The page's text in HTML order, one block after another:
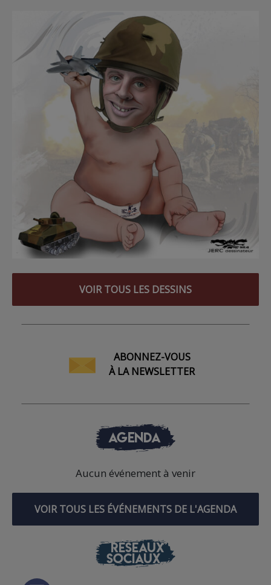
VOIR TOUS LES DESSINS
ABONNEZ-VOUS
À LA NEWSLETTER
AGENDA
Aucun événement à venir
VOIR TOUS LES ÉVÉNEMENTS DE L'AGENDA
RÉSEAUX
SOCIAUX